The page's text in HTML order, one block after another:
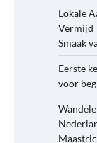
Lokale
Vermijd
Smaak
Eerste
voor